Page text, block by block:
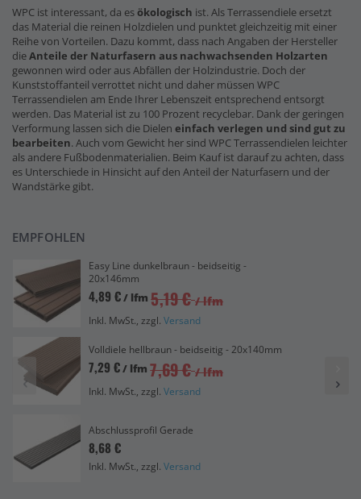
WPC ist interessant, da esökologisch ist. Als Terrassendiele ersetzt
das Material die reinen Holzdielen und punktet gleichzeitig mit einer
Reihe von Vorteilen. Dazu kommt, dass nach Angaben der Hersteller
dieAnteile der Naturfasern aus nachwachsenden Holzarten
gewonnen wird oder aus Abfällen der Holzindustrie. Doch der
Kunststoffanteil verrottet nicht und daher müssen WPC
Terrassendielen am Ende Ihrer Lebenszeit entsprechend entsorgt
werden. Das Material ist zu 100 Prozent recyclebar. Dank der geringen
Verformung lassen sich die Dielen einfach verlegen und sind gut zu
bearbeiten. Auch vom Gewicht her sind WPC Terrassendielen leichter
als andere Fußbodenmaterialien. Beim Kauf ist darauf zu achten, dass
es Unterschiede in Hinsicht auf den Anteil der Naturfasern und der
Wandstärke gibt.
EMPFOHLEN
Easy Line dunkelbraun - beidseitig -
20x146mm
4,89 €/ lfm 5,19 € / lfm
Inkl. MwSt., zzgl. Versand
Volldiele hellbraun - beidseitig - 20x140mm
7,29 €/ lfm 7,69 € / lfm
Inkl. MwSt., zzgl. Versand
Abschlussprofil Gerade
8,68 €
Inkl. MwSt., zzgl. Versand